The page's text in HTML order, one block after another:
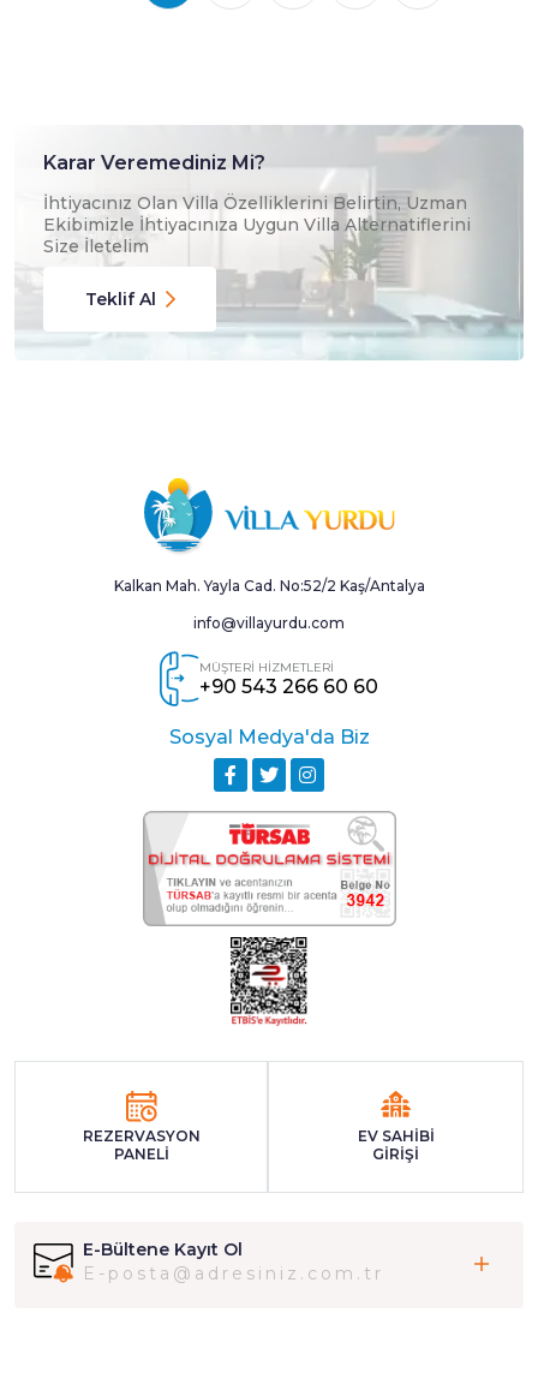
Karar Veremediniz Mi?
İhtiyacınız Olan Villa Özelliklerini Belirtin, Uzman
Ekibimizle İhtiyacınıza Uygun Villa Alternatiflerini
Size İletelim
Teklif Al
REZERVASYON
PANELİ
EV SAHİBİ
GİRİŞİ
Kalkan Mah. Yayla Cad. No:52/2 Kaş/Antalya
info@villayurdu.com
MÜŞTERİ HİZMETLERİ
+90 543 266 60 60
Sosyal Medya'da Biz
E-Bültene Kayıt Ol